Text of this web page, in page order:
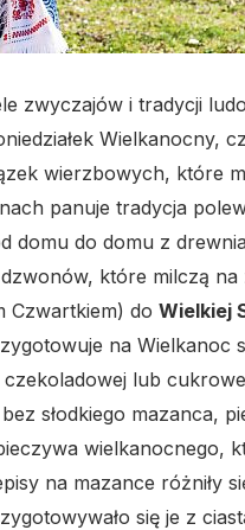
zwyczajów i tradycji
Wielkanocny,
wierzbowych, które
panuje tradycja
domu do domu z
które milczą na
Czwartkiem) do Wielkiej
na Wielkanoc
lub
słodkiego mazanca,
wielkanocnego,
na mazance różniły
się je z